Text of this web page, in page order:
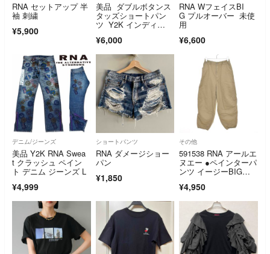
RNA セットアップ 半
袖 刺繍
¥5,900
美品 ダブルボタンス
タッズショートパン
ツ Y2K インディ
¥6,000
RNA WフェイスBI
G プルオーバー 未使
用
¥6,600
デニム/ジーンズ
美品 Y2K RNA Swea
t クラッシュ ペイン
ト デニム ジーンズ L
¥4,999
ショートパンツ
RNA ダメージショー
パン
¥1,850
その他
591538 RNA アールエ
ヌエー ●ペインターパ
ンツ イージーBIGペ
ズM レディース ベー
ジュ
¥4,950